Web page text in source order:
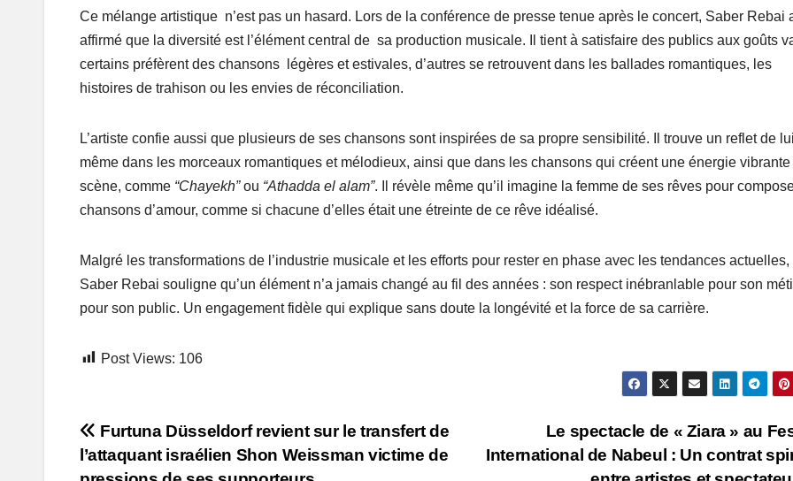
Ce mélange artistique n’est pas un hasard. Lors de la conférence de presse tenue après le concert, Saber Rebai
affirmé que la diversité est l’élément central de sa production musicale. Il tient à satisfaire des publics aux goûts
certains préfèrent des chansons légères et estivales, d’autres se retrouvent dans les ballades romantiques, les
histoires de trahison ou les envies de réconciliation.
L’artiste confie aussi que plusieurs de ses chansons sont inspirées de sa propre sensibilité. Il trouve un reflet de
même dans les morceaux romantiques et mélodieux, ainsi que dans les chansons qui créent une énergie vibrante
scène, comme “Chayekh”ou “Athadda el alam”. Il révèle même qu’il imagine la femme de ses rêves pour
chansons d’amour, comme si chacune d’elles était une étreinte de ce rêve idéalisé.
Malgré les transformations de l’industrie musicale et les efforts pour rester en phase avec les tendances actuelles,
Saber Rebai souligne qu’un élément n’a jamais changé au fil des années : son respect inébranlable pour son
pour son public. Un engagement fidèle qui explique sans doute la longévité et la force de sa carrière.
Post Views: 106
Post
navigation
Le spectacle de « Ziara » au
International de Nabeul : Un contrat
Furtuna Düsseldorf revient sur le transfert de
l’attaquant israélien Shon Weissman victime de